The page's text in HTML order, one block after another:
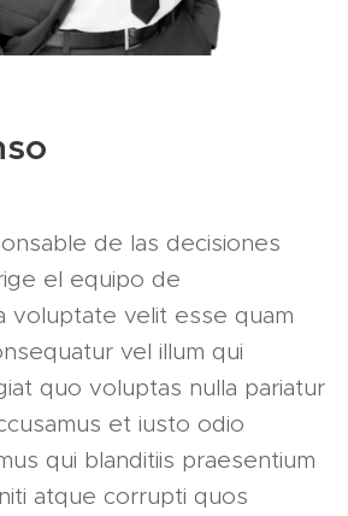
de las decisiones
el equipo de
voluptate velit esse quam
vel illum qui
quo voluptas nulla pariatur
et iusto odio
qui blanditiis praesentium
atque corrupti quos